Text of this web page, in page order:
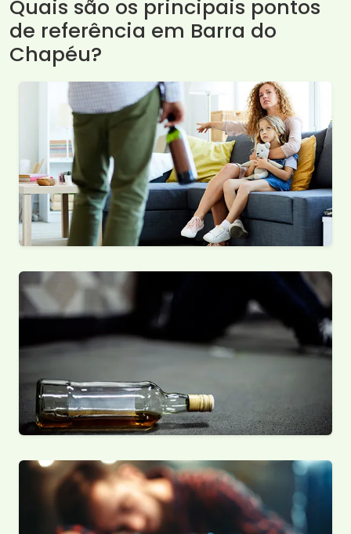
Quais são os principais pontos
de referência em Barra do
Chapéu?